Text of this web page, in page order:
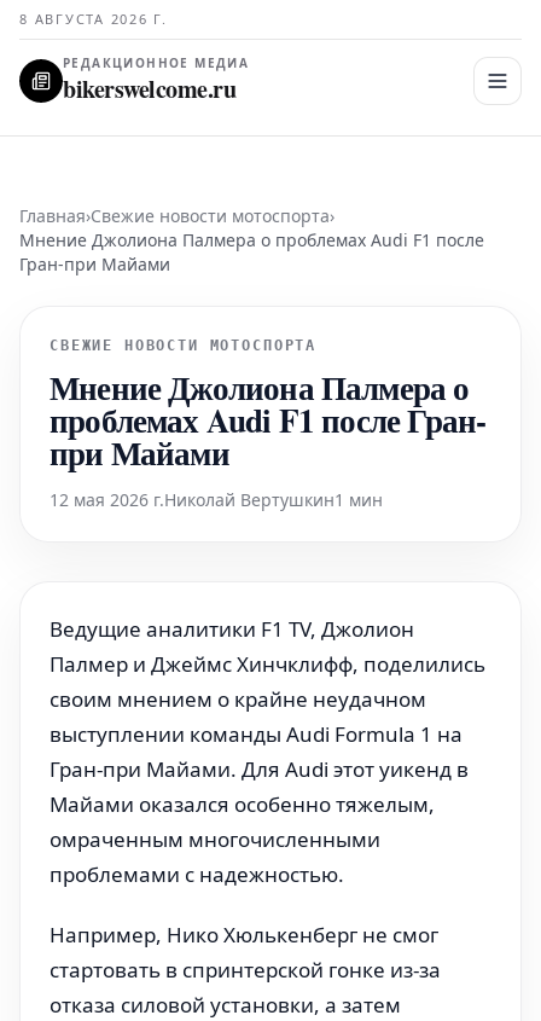
8 АВГУСТА 2026 Г.
РЕДАКЦИОННОЕ МЕДИА
bikerswelcome.ru
Главная›Свежие новости мотоспорта›
Мнение Джолиона Палмера о проблемах Audi F1 после
Гран-при Майами
СВЕЖИЕ НОВОСТИ МОТОСПОРТА
Мнение Джолиона Палмера о
проблемах Audi F1 после Гран-
при Майами
12 мая 2026 г.Николай Вертушкин1 мин
Ведущие аналитики F1 TV, Джолион
Палмер и Джеймс Хинчклифф, поделились
своим мнением о крайне неудачном
выступлении команды Audi Formula 1 на
Гран-при Майами. Для Audi этот уикенд в
Майами оказался особенно тяжелым,
омраченным многочисленными
проблемами с надежностью.
Например, Нико Хюлькенберг не смог
стартовать в спринтерской гонке из-за
отказа силовой установки, а затем